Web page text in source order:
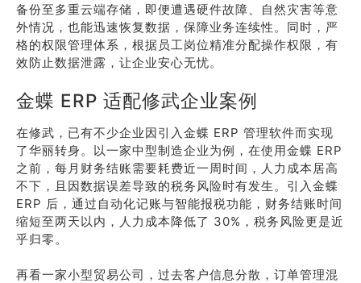
备份至多重云端存储，即便遭遇硬件故障、自然灾害等意
外情况，也能迅速恢复数据，保障业务连续性。同时，严
格的权限管理体系，根据员工岗位精准分配操作权限，有
效防止数据泄露，让企业安心无忧。
金蝶 ERP 适配修武企业案例
在修武，已有不少企业因引入金蝶 ERP 管理软件而实现
了华丽转身。以一家中型制造企业为例，在使用金蝶 ERP
之前，每月财务结账需要耗费近一周时间，人力成本居高
不下，且因数据误差导致的税务风险时有发生。引入金蝶
ERP 后，通过自动化记账与智能报税功能，财务结账时间
缩短至两天以内，人力成本降低了 30%，税务风险更是近
乎归零。
再看一家小型贸易公司，过去客户信息分散，订单管理混